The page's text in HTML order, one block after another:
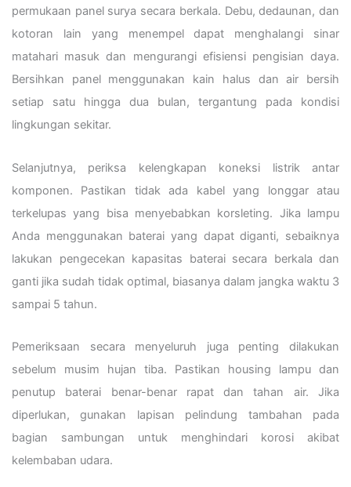
permukaan panel surya secara berkala. Debu, dedaunan, dan
kotoran lain yang menempel dapat menghalangi sinar
matahari masuk dan mengurangi efisiensi pengisian daya.
Bersihkan panel menggunakan kain halus dan air bersih
setiap satu hingga dua bulan, tergantung pada kondisi
lingkungan sekitar.
Selanjutnya, periksa kelengkapan koneksi listrik antar
komponen. Pastikan tidak ada kabel yang longgar atau
terkelupas yang bisa menyebabkan korsleting. Jika lampu
Anda menggunakan baterai yang dapat diganti, sebaiknya
lakukan pengecekan kapasitas baterai secara berkala dan
ganti jika sudah tidak optimal, biasanya dalam jangka waktu 3
sampai 5 tahun.
Pemeriksaan secara menyeluruh juga penting dilakukan
sebelum musim hujan tiba. Pastikan housing lampu dan
penutup baterai benar-benar rapat dan tahan air. Jika
diperlukan, gunakan lapisan pelindung tambahan pada
bagian sambungan untuk menghindari korosi akibat
kelembaban udara.